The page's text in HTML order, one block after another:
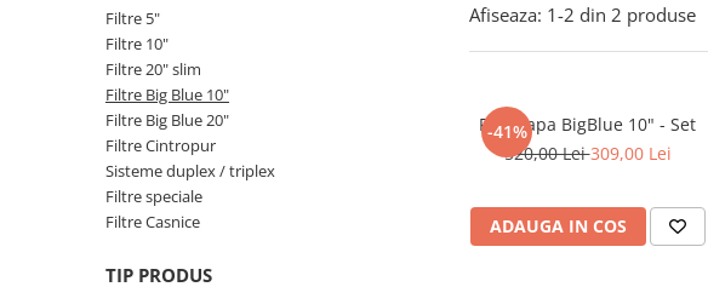
Filtre 20" slim
Filtre Big Blue 10"
Filtre Big Blue 20"
Filtre Cintropur
Filtre 5"
Filtre 10"
Filtre 20" slim
Filtre Big Blue 10"
Filtre Big Blue 20"
Filtre Cintropur
Sisteme duplex / triplex
Filtre speciale
Filtre Casnice
TIP PRODUS
Afiseaza: 1-2 din 2 produse
-41%
Filtru apa BigBlue 10" - Set
520,00 Lei309,00 Lei
ADAUGA IN COS